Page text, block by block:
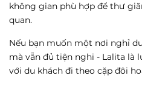
không gian phù hợp để thư
quan.
Nếu bạn muốn một nơi nghỉ
mà vẫn đủ tiện nghi - Lalita là
với du khách đi theo cặp đôi